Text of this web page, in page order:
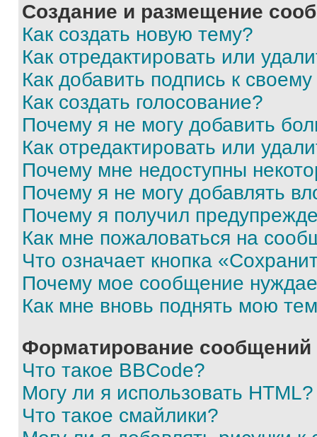
Создание и размещение
Как создать новую тему?
Как отредактировать или
Как добавить подпись к
Как создать голосование?
Почему я не могу добавить
Как отредактировать или
Почему мне недоступны
Почему я не могу добавлять
Почему я получил
Как мне пожаловаться на
Что означает кнопка
Почему мое сообщение
Как мне вновь поднять мою
Форматирование
Что такое BBCode?
Могу ли я использовать HTML?
Что такое смайлики?